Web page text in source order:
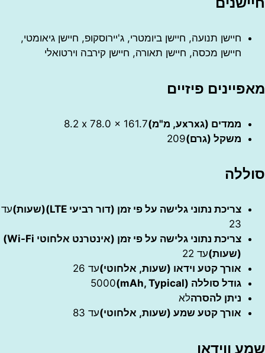
חיישן תנועה, חיישן ביומטרי, ג'יירוסקופ, חיישן גיאומטי,
חיישן מכסה, חיישן תאורה, חיישן קירבה וירטואלי
פיזיים
ממדים (גxרxע, מ"מ)
‎8.2 x 78.0 x 161.7‎
משקל (גרם)209
צריכת נתוני גלישה על פי זמן (דור רביעי LTE)(שעות)
עד
צריכת נתוני גלישה על פי זמן (אינטרנט אלחוטי Wi-Fi)
(שעות)עד 22
אורך קטע וידאו (שעות, אלחוטי)עד 26
גודל סוללה (mAh, Typical)
5000
ניתן להסרהלא
אורך קטע שמע (שעות, אלחוטי)עד 83
ווידאו